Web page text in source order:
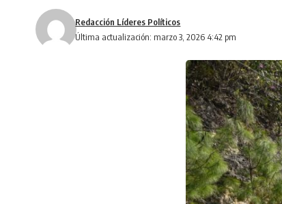
Última actualización: marzo 3, 2026 4:42 pm
Redacción Líderes Políticos